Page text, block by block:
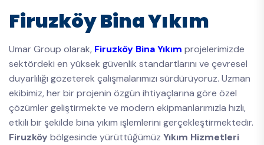
Firuzköy Bina Yıkım
Umar Group olarak, Firuzköy Bina Yıkım projelerimizde
sektördeki en yüksek güvenlik standartlarını ve çevresel
duyarlılığı gözeterek çalışmalarımızı sürdürüyoruz. Uzman
ekibimiz, her bir projenin özgün ihtiyaçlarına göre özel
çözümler geliştirmekte ve modern ekipmanlarımızla hızlı,
etkili bir şekilde bina yıkım işlemlerini gerçekleştirmektedir.
Firuzköy bölgesinde yürüttüğümüz Yıkım Hizmetleri